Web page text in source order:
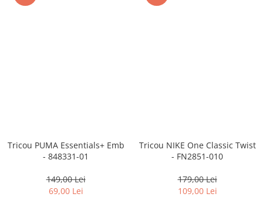
Tricou PUMA Essentials+ Emb
- 848331-01
149,00 Lei
69,00 Lei
Tricou NIKE One Classic Twist
- FN2851-010
179,00 Lei
109,00 Lei